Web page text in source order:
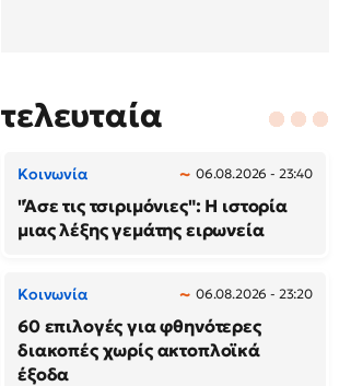
τελευταία
Κοινωνία 06.08.2026 - 23:40
"Άσε τις τσιριμόνιες": Η ιστορία
μιας λέξης γεμάτης ειρωνεία
Κοινωνία 06.08.2026 - 23:20
60 επιλογές για φθηνότερες
διακοπές χωρίς ακτοπλοϊκά
έξοδα